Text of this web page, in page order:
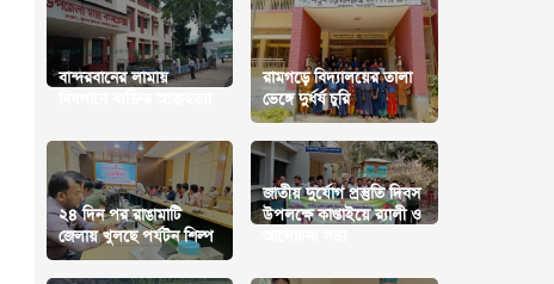
বান্দরবানের লামায়
রামগড়ে বিদ্যালয়ের তালা
ভেঙ্গে দুর্ধর্ষ চুরি
২৪ দিন পর রাঙামাটি
জেলায় খুলছে পর্যটন শিল্প
জাতীয় দুর্যোগ প্রস্তুতি দিবস
উপলক্ষে কাপ্তাইয়ে র‍্যালী ও